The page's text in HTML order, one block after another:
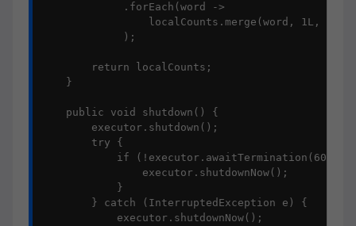
             .forEach(word ->
localCounts.merge(word, 1L,
             );
        return localCounts;
    }
    public void shutdown() {
        executor.shutdown();
        try {
if (!executor.awaitTermination(60,
                executor.shutdownNow();
            }
        } catch (InterruptedException e) {
            executor.shutdownNow();